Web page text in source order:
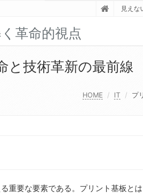
見えな
革命的視点
と技術革新の最前線
HOME IT プ
重要な要素である。 プリント基板と